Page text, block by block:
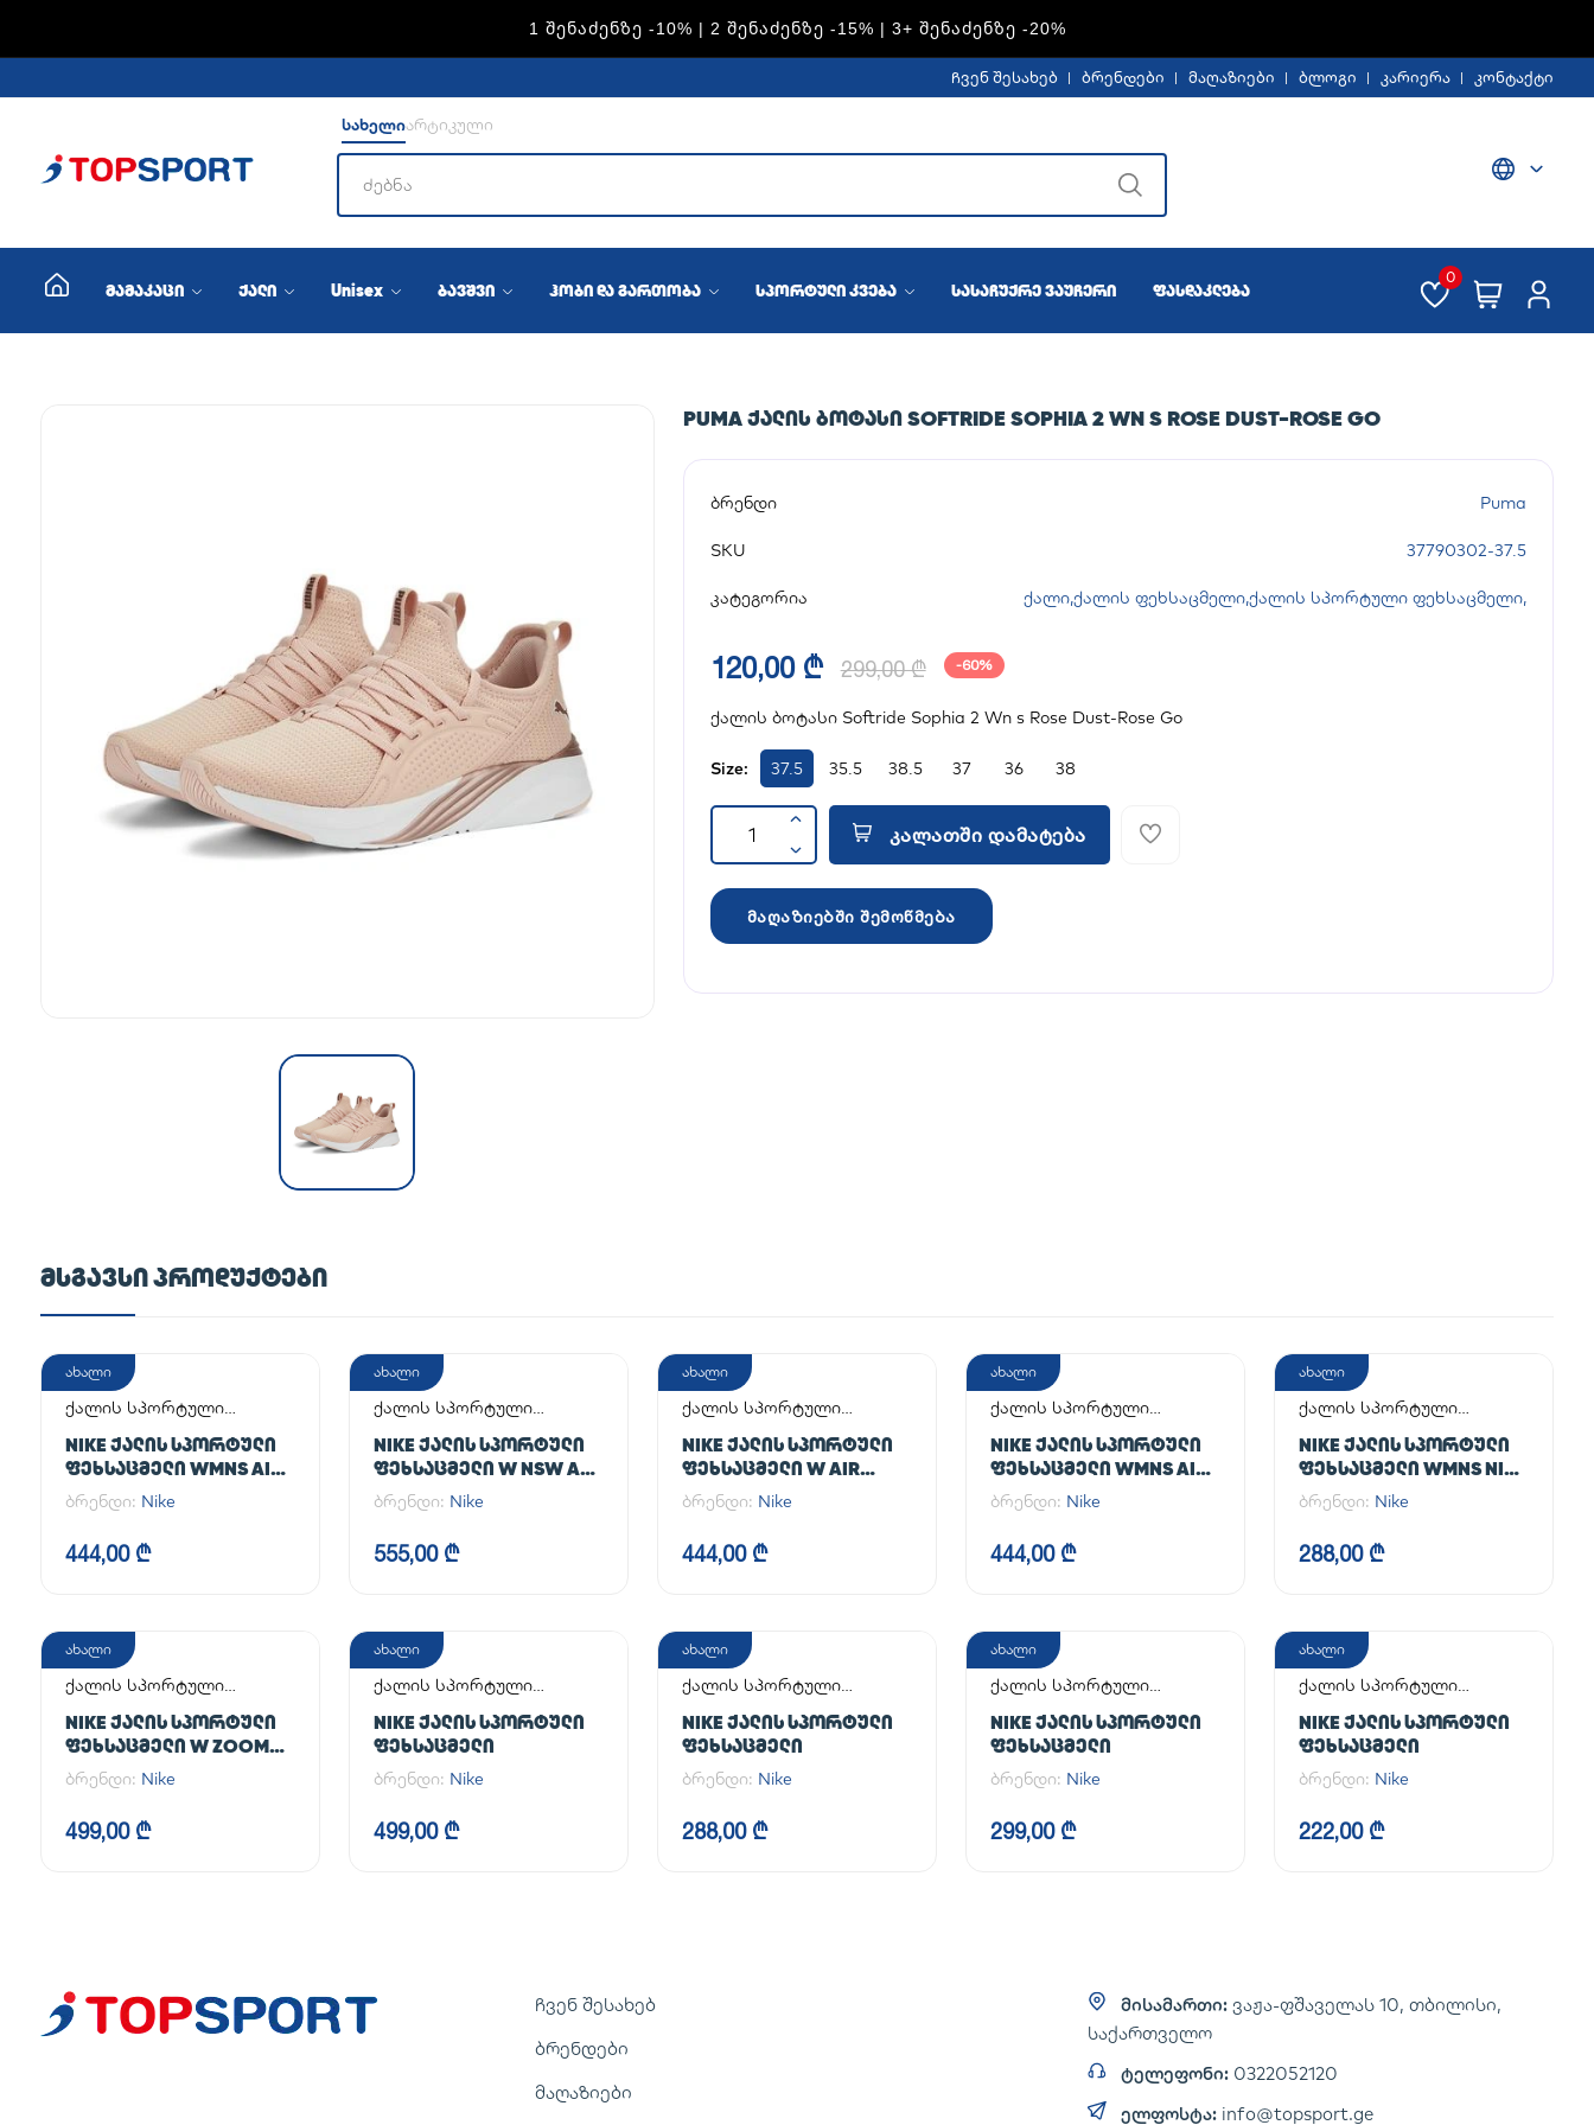
1 ᲨᲔᲜᲐᲫᲔᲜᲖᲔ -10% | 2 ᲨᲔᲜᲐᲫᲔᲜᲖᲔ -15% | 3+ ᲨᲔᲜᲐᲫᲔᲜᲖᲔ -20%
ჩვენ შესახებ ბრენდები მაღაზიები ბლოგი კარიერა კონტაქტი
სახელიარტიკული
მამაკაცი ქალი Unisex ბავშვი ჰობი და გართობა სპორტული კვება სასაჩუქრე ვაუჩერი ფასდაკლება
0
PUMA ᲥᲐᲚᲘᲡ ᲑᲝᲢᲐᲡᲘ SOFTRIDE SOPHIA 2 WN S ROSE DUST-ROSE GO
ბრენდი Puma
SKU 37790302-37.5
კატეგორია ქალი,ქალის ფეხსაცმელი,ქალის სპორტული ფეხსაცმელი,
120,00 ₾ 299,00 ₾ -60%
ქალის ბოტასი Softride Sophia 2 Wn s Rose Dust-Rose Go
Size: 37.5 35.5 38.5 37 36 38
კალათში დამატება
მაღაზიებში შემოწმება
ᲛᲡᲒᲐᲕᲡᲘ ᲞᲠᲝᲓᲣᲥᲢᲔᲑᲘ
ახალი
ქალის სპორტული
NIKE ᲥᲐᲚᲘᲡ ᲡᲞᲝᲠᲢᲣᲚᲘ
ᲤᲔᲮᲡᲐᲪᲛᲔᲚᲘ WMNS AIR
FORCE 1 '07
ბრენდი: Nike
444,00 ₾
ახალი
ქალის სპორტული
NIKE ᲥᲐᲚᲘᲡ ᲡᲞᲝᲠᲢᲣᲚᲘ
ᲤᲔᲮᲡᲐᲪᲛᲔᲚᲘ W NSW AF1
AF1
ბრენდი: Nike
555,00 ₾
ახალი
ქალის სპორტული
NIKE ᲥᲐᲚᲘᲡ ᲡᲞᲝᲠᲢᲣᲚᲘ
ᲤᲔᲮᲡᲐᲪᲛᲔᲚᲘ W AIR
FORCE 1 '07 FLYEASE
ბრენდი: Nike
444,00 ₾
ახალი
ქალის სპორტული
NIKE ᲥᲐᲚᲘᲡ ᲡᲞᲝᲠᲢᲣᲚᲘ
ᲤᲔᲮᲡᲐᲪᲛᲔᲚᲘ WMNS AIR
FORCE 1 '07
ბრენდი: Nike
444,00 ₾
ახალი
ქალის სპორტული
NIKE ᲥᲐᲚᲘᲡ ᲡᲞᲝᲠᲢᲣᲚᲘ
ᲤᲔᲮᲡᲐᲪᲛᲔᲚᲘ WMNS NIKE
INITIATOR
ბრენდი: Nike
288,00 ₾
ახალი
ქალის სპორტული
NIKE ᲥᲐᲚᲘᲡ ᲡᲞᲝᲠᲢᲣᲚᲘ
ᲤᲔᲮᲡᲐᲪᲛᲔᲚᲘ W ZOOM
VAPOR 12
ბრენდი: Nike
499,00 ₾
ახალი
ქალის სპორტული
NIKE ᲥᲐᲚᲘᲡ ᲡᲞᲝᲠᲢᲣᲚᲘ
ᲤᲔᲮᲡᲐᲪᲛᲔᲚᲘ
ბრენდი: Nike
499,00 ₾
ახალი
ქალის სპორტული
NIKE ᲥᲐᲚᲘᲡ ᲡᲞᲝᲠᲢᲣᲚᲘ
ᲤᲔᲮᲡᲐᲪᲛᲔᲚᲘ
ბრენდი: Nike
288,00 ₾
ახალი
ქალის სპორტული
NIKE ᲥᲐᲚᲘᲡ ᲡᲞᲝᲠᲢᲣᲚᲘ
ᲤᲔᲮᲡᲐᲪᲛᲔᲚᲘ
ბრენდი: Nike
299,00 ₾
ახალი
ქალის სპორტული
NIKE ᲥᲐᲚᲘᲡ ᲡᲞᲝᲠᲢᲣᲚᲘ
ᲤᲔᲮᲡᲐᲪᲛᲔᲚᲘ
ბრენდი: Nike
222,00 ₾
ჩვენ შესახებ
ბრენდები
მაღაზიები
მისამართი: ვაჟა-ფშაველას 10, თბილისი,
საქართველო
ტელეფონი: 0322052120
ელფოსტა: info@topsport.ge